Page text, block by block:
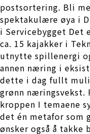
postsortering. Bli
spektakulære øya i
i Servicebygget Det
ca. 15 kajakker i
utnytte spillenergi
annen næring i
dette i dag fullt
grønn næringsvekst.
kroppen I temaene
det én metafor som
ønsker også å takke